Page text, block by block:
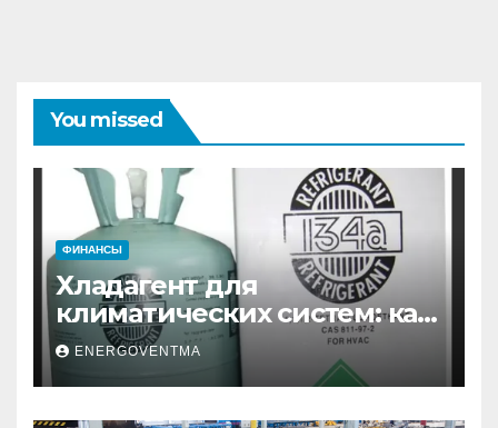
You missed
ФИНАНСЫ
Хладагент для
климатических систем: как
выбрать и купить фреон в
Санкт-Петербурге
ENERGOVENTMA